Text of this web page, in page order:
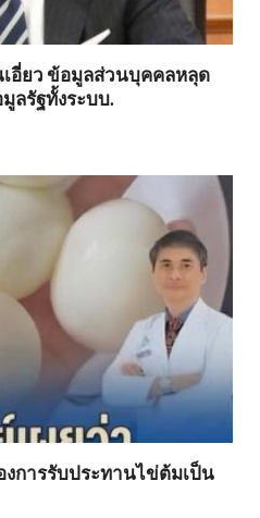
เอี่ยว ข้อมูลส่วนบุคคลหลุด
ลรัฐทั้งระบบ.
การรับประทานไข่ต้มเป็น